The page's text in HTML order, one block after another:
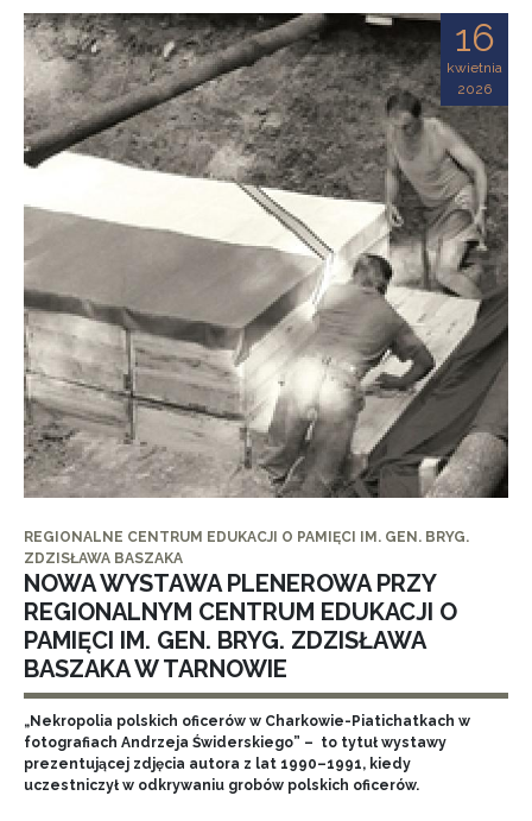
16
kwietnia
2026
REGIONALNE CENTRUM EDUKACJI O PAMIĘCI IM. GEN. BRYG.
ZDZISŁAWA BASZAKA
NOWA WYSTAWA PLENEROWA PRZY
REGIONALNYM CENTRUM EDUKACJI O
PAMIĘCI IM. GEN. BRYG. ZDZISŁAWA
BASZAKA W TARNOWIE
„Nekropolia polskich oficerów w Charkowie-Piatichatkach w
fotografiach Andrzeja Świderskiego” – to tytuł wystawy
prezentującej zdjęcia autora z lat 1990–1991, kiedy
uczestniczył w odkrywaniu grobów polskich oficerów.